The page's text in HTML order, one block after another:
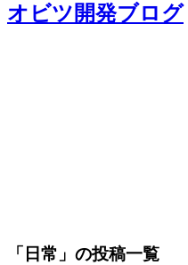
オビツ開発ブログ
「日常」の投稿一覧